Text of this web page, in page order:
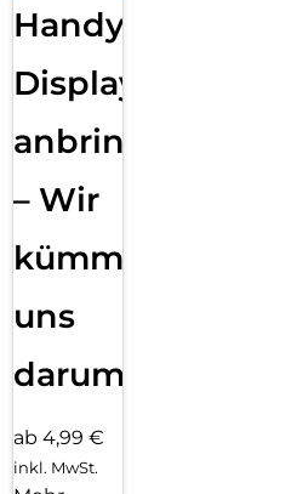
Handy
Displayfolie
anbringen
– Wir
kümmern
uns
darum!
ab 4,99 €
inkl. MwSt.